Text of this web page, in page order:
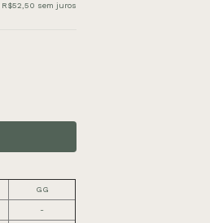
R$52,50 sem juros
GG
-